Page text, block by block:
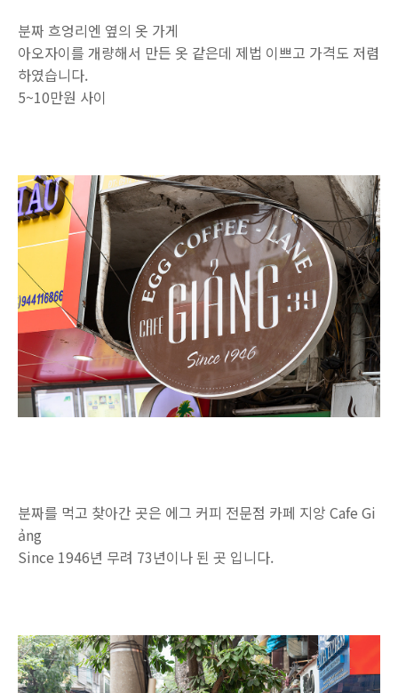
분짜 흐엉리엔 옆의 옷 가게
아오자이를 개량해서 만든 옷 같은데 제법 이쁘고 가격도 저렴
하였습니다.
5~10만원 사이
분짜를 먹고 찾아간 곳은 에그 커피 전문점 카페 지앙 Cafe Gi
ảng
Since 1946년 무려 73년이나 된 곳 입니다.